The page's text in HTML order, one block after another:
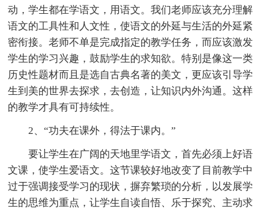
动，学生都在学语文，用语文。我们老师应该充分理解
语文的工具性和人文性，使语文的外延与生活的外延紧
密衔接。老师不单是完成指定的教学任务，而应该激发
学生的学习兴趣，鼓励学生的求知欲。特别是像这一类
历史性题材而且是选自古典名著的美文，更应该引导学
生到美的世界去探求，去创造，让知识内外沟通。这样
的教学才具有可持续性。
2、“功夫在课外，得法于课内。”
要让学生在广阔的天地里学语文，首先必须上好语
文课，使学生爱语文。这节课较好地改变了目前教学中
过于强调接受学习的现状，摒弃繁琐的分析，以发展学
生的思维为重点，让学生自读自悟、乐于探究、主动求